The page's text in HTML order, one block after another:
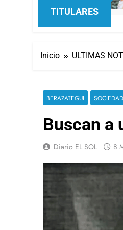
TITULARES
4 Horas
Inicio ULTIMAS
BERAZATEGUI SOCIEDAD
Buscan a
Diario EL SOL 8